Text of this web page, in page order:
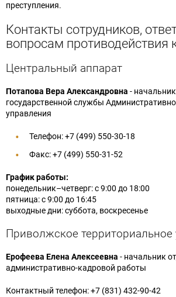
Крымская железная дорога
Реализация национального проекта "План
магистральной инфраструктуры"
Подготовка кадров для железнодорожной
отрасли
преступления.
Контакты сотрудников,
вопросам противодействия
Центральный аппарат
Потапова Вера Александровна -
государственной службы
управления
Телефон: +7 (499) 550-30-18
Факс: +7 (499) 550-31-52
График работы:
понедельник–четверг: с 9:00 до 18:00
пятница: с 9:00 до 16:45
выходные дни: суббота, воскресенье
Приволжское территориальное
Ерофеева Елена Алексеевна - начальник
административно-кадровой работы
Контактный телефон: +7 (831) 432-90-42